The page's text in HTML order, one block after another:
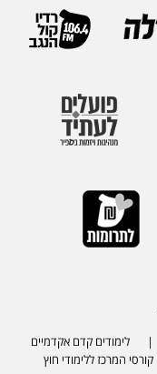
לימודים קדם אקדמיים
קורסי המרכז ללימודי חוץ